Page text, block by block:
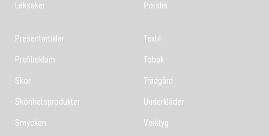
Leksaker Porslin
Presentartiklar
Profilreklam
Skor
Skönhetsprodukter
Smycken
Textil
Tobak
Trädgård
Underkläder
Verktyg